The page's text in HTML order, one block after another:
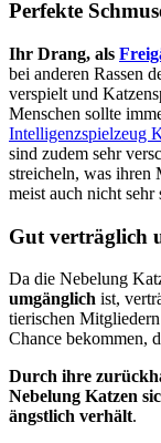
Perfekte
Ihr Drang, als
bei anderen Rassen
verspielt und
Menschen sollte
Intelligenzspielzeug
sind zudem sehr
streicheln, was ihren
meist auch nicht sehr
Gut verträglich
Da die Nebelung
umgänglich ist,
tierischen
Chance bekommen,
Durch ihre
Nebelung Katzen
ängstlich verhält.